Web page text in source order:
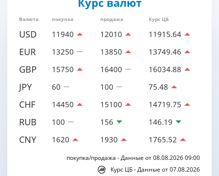
Валюта покупка продажа Курс ЦБ
USD 11940 12010 11915.64
EUR 13250 13850 13749.46
GBP 15750 16400 16034.88
JPY 60 100 75.48
CHF 14450 15100 14719.75
RUB 100 156 146.19
CNY 1620 1930 1765.52
покупка/продажа - Данные от 08.08.2026 09:00
Курс ЦБ - Данные от 07.08.2026